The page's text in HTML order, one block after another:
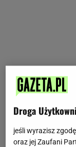
Droga
jeśli wyrazisz
oraz jej Zaufani